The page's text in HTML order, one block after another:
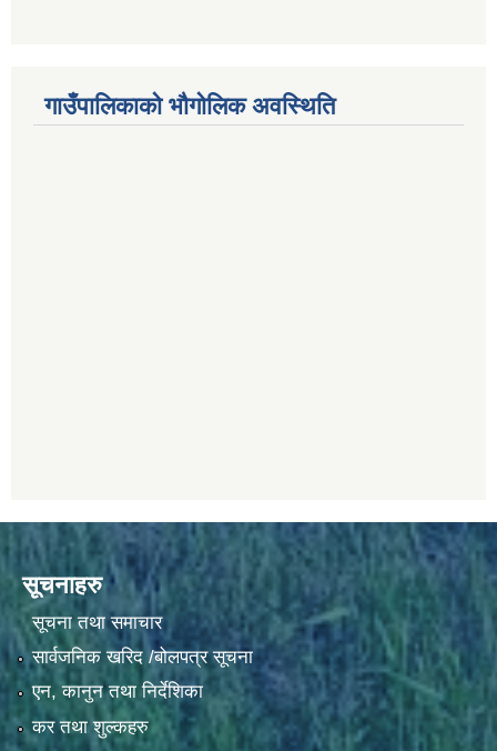
गाउँपालिकाको भौगोलिक अवस्थिति
सूचनाहरु
सूचना तथा समाचार
सार्वजनिक खरिद /बोलपत्र सूचना
एन, कानुन तथा निर्देशिका
कर तथा शुल्कहरु